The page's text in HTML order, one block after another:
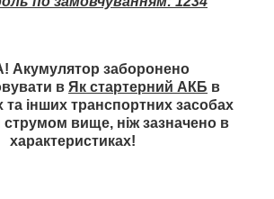
Акумулятор заборонено
в Як стартерний АКБ в
та інших транспортних засобах
струмом вище, ніж зазначено в
характеристиках!